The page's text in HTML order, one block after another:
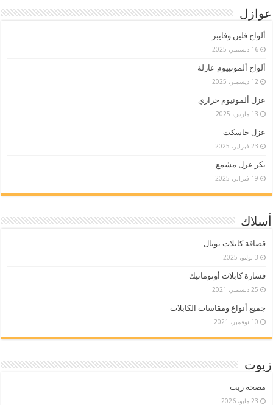
عوازل
ألواح فلين وفايبر
16 ديسمبر، 2025
ألواح ألمونييوم عازلة
12 ديسمبر، 2025
عزل ألمونيوم حراري
13 مارس، 2025
عزل جاسكت
23 فبراير، 2025
بكر عزل مشمع
19 فبراير، 2025
أسلاك
قصافة كابلات توتال
3 يوليو، 2025
قشارة كابلات أوتوماتيك
25 ديسمبر، 2021
جميع أنواع ومقاسات الكابلات
10 نوفمبر، 2021
زيوت
مضخة زيت
23 مايو، 2026